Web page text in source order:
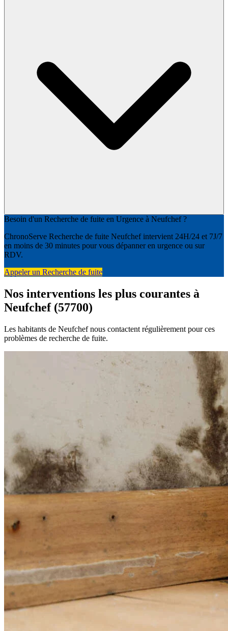
Besoin d'un Recherche de fuite en Urgence à Neufchef ?
ChronoServe Recherche de fuite Neufchef intervient 24H/24 et 7J/7
en moins de 30 minutes pour vous dépanner en urgence ou sur
RDV.
Appeler un Recherche de fuite
Nos interventions les plus courantes à
Neufchef (57700)
Les habitants de Neufchef nous contactent régulièrement pour ces
problèmes de recherche de fuite.